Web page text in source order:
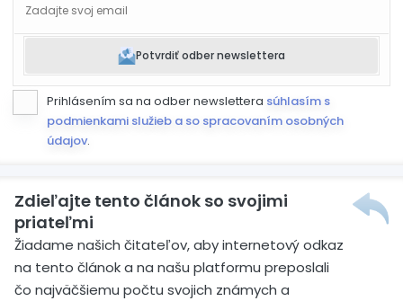
Potvrdiť odber newslettera
Prihlásením sa na odber newslettera súhlasím s
podmienkami služieb a so spracovaním osobných
údajov.
Zdieľajte tento článok so svojimi
priateľmi
Žiadame našich čitateľov, aby internetový odkaz
na tento článok a na našu platformu preposlali
čo najväčšiemu počtu svojich známych a